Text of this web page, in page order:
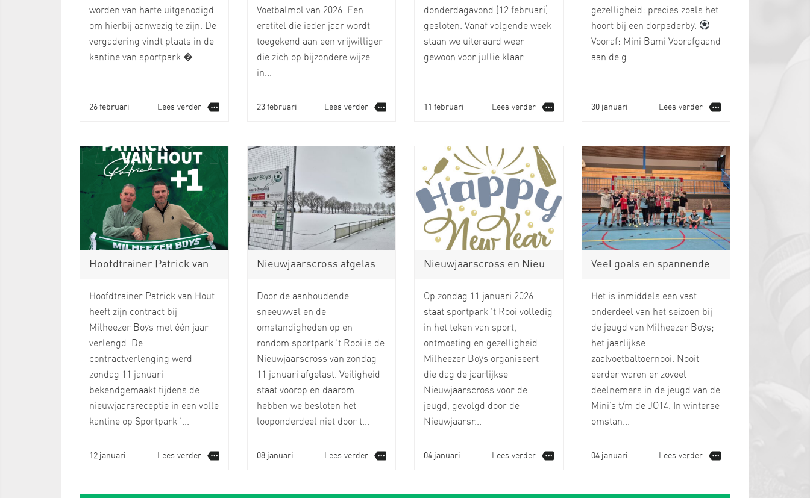
worden van harte uitgenodigd
om hierbij aanwezig te zijn. De
vergadering vindt plaats in de
kantine van sportpark �...
26 februari Lees verder
Voetbalmol van 2026. Een
eretitel die ieder jaar wordt
toegekend aan een vrijwilliger
die zich op bijzondere wijze
in...
23 februari Lees verder
donderdagavond (12 februari)
gesloten. Vanaf volgende week
staan we uiteraard weer
gewoon voor jullie klaar...
11 februari Lees verder
gezelligheid: precies zoals het
hoort bij een dorpsderby.
Vooraf: Mini Bami Voorafgaand
aan de g...
30 januari Lees verder
Hoofdtrainer Patrick van Hout verlengt contract bij Milheezer Boys
Hoofdtrainer Patrick van Hout
heeft zijn contract bij
Milheezer Boys met één jaar
verlengd. De
contractverlenging werd
zondag 11 januari
bekendgemaakt tijdens de
nieuwjaarsreceptie in een volle
kantine op Sportpark ’...
12 januari Lees verder
Nieuwjaarscross afgelast: vervangend programma met 6-7 Games
Door de aanhoudende
sneeuwval en de
omstandigheden op en
rondom sportpark ’t Rooi is de
Nieuwjaarscross van zondag
11 januari afgelast. Veiligheid
staat voorop en daarom
hebben we besloten het
looponderdeel niet door t...
08 januari Lees verder
Nieuwjaarscross en Nieuwjaarsreceptie zondag 11 januari
Op zondag 11 januari 2026
staat sportpark ’t Rooi volledig
in het teken van sport,
ontmoeting en gezelligheid.
Milheezer Boys organiseert
die dag de jaarlijkse
Nieuwjaarscross voor de
jeugd, gevolgd door de
Nieuwjaarsr...
04 januari Lees verder
Veel goals en spannende wedstrijden bij jaarlijkse zaalvoetbaltoernooi van onze jeugd
Het is inmiddels een vast
onderdeel van het seizoen bij
de jeugd van Milheezer Boys;
het jaarlijkse
zaalvoetbaltoernooi. Nooit
eerder waren er zoveel
deelnemers in de jeugd van de
Mini’s t/m de JO14. In winterse
omstan...
04 januari Lees verder